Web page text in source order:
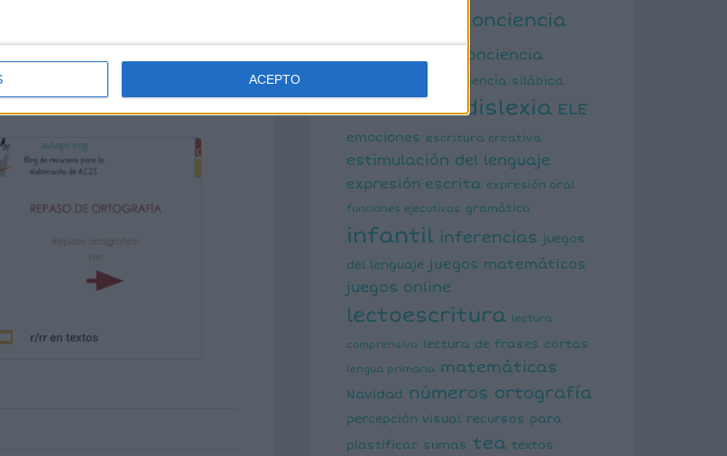
ACEPTO
conciencia
conciencia
conciencia silábica
cálculo mental dislexia ELE
emociones escritura creativa
estimulación del lenguaje
expresión escrita expresión oral
funciones ejecutivas gramática
infantil inferencias juegos
del lenguaje juegos matemáticos
juegos online
lectoescritura lectura
comprensiva lectura de frases cortas
lengua primaria matemáticas
Navidad números ortografía
percepción visual recursos para
plastificar sumas tea textos